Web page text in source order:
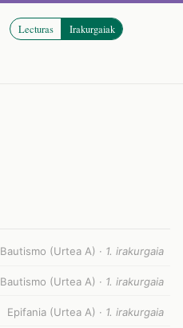
Lecturas Irakurgaiak
Bautismo (Urtea A) · 1. irakurgaia
Bautismo (Urtea A) · 1. irakurgaia
Epifania (Urtea A) · 1. irakurgaia